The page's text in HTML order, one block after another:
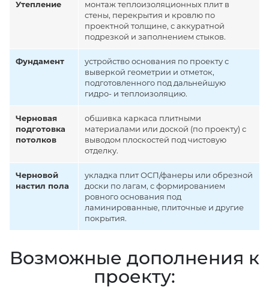
Утепление
монтаж теплоизоляционных плит в
стены, перекрытия и кровлю по
проектной толщине, с аккуратной
подрезкой и заполнением стыков.
Фундамент
устройство основания по проекту с
выверкой геометрии и отметок,
подготовленного под дальнейшую
гидро- и теплоизоляцию.
Черновая
подготовка
потолков
обшивка каркаса плитными
материалами или доской (по проекту) с
выводом плоскостей под чистовую
отделку.
Черновой
настил пола
укладка плит ОСП/фанеры или обрезной
доски по лагам, с формированием
ровного основания под
ламинированные, плиточные и другие
покрытия.
Возможные дополнения к
проекту: